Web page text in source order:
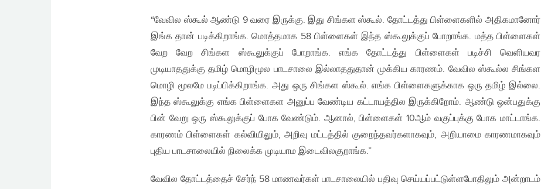
“வேவில ஸ்கூல் ஆண்டு 9 வரை இருக்கு. இது சிங்கள ஸ்கூல். தோட்டத்து பிள்ளைகளில் அதிகமானோர்
இங்க தான் படிக்கிறாங்க. மொத்தமாக 58 பிள்ளைகள் இந்த ஸ்கூலுக்குப் போறாங்க. மத்த பிள்ளைகள்
வேற வேற சிங்கள ஸ்கூலுக்குப் போறாங்க. எங்க தோட்டத்து பிள்ளைகள் படிச்சி வெளியவர
முடியாததுக்கு தமிழ் மொழிமூல பாடசாலை இல்லாததுதான் முக்கிய காரணம். வேவில ஸ்கூல்ல சிங்கள
மொழி மூலமே படிப்பிக்கிறாங்க. அது ஒரு சிங்கள ஸ்கூல். எங்க பிள்ளைகளுக்காக ஒரு தமிழ் இல்லை.
இந்த ஸ்கூலுக்கு எங்க பிள்ளைகள அனுப்ப வேண்டிய கட்டாயத்தில இருக்கிறோம். ஆண்டு ஒன்பதுக்கு
பின் வேறு ஒரு ஸ்கூலுக்குப் போக வேண்டும். ஆனால், பிள்ளைகள் 10ஆம் வகுப்புக்கு போக மாட்டாங்க.
காரணம் பிள்ளைகள் கல்வியிலும், அறிவு மட்டத்தில் குறைந்தவர்களாகவும், அறியாமை காரணமாகவும்
புதிய பாடசாலையில் நிலைக்க முடியாம இடைவிலகுறாங்க.”
வேவில தோட்டத்தைச் சேர்ந் 58 மாணவர்கள் பாடசாலையில் பதிவு செய்யப்பட்டுள்ளபோதிலும் அன்றாடம்